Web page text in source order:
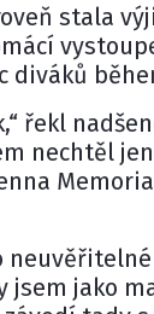
stala
diváků
řekl
nechtěl
jsem jako